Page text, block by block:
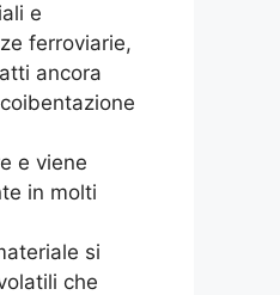
e
ferroviarie,
ancora
e viene
in molti
si
che